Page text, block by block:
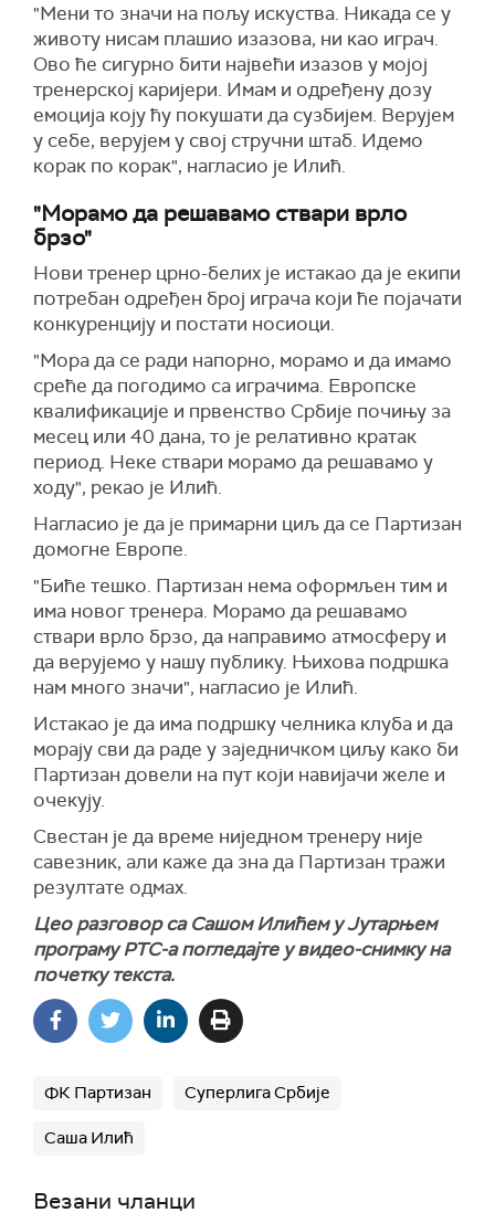
"Мени то значи на пољу искуства. Никада се у
животу нисам плашио изазова, ни као играч.
Ово ће сигурно бити највећи изазов у мојој
тренерској каријери. Имам и одређену дозу
емоција коју ћу покушати да сузбијем. Верујем
у себе, верујем у свој стручни штаб. Идемо
корак по корак", нагласио је Илић.
"Морамо да решавамо ствари врло
брзо"
Нови тренер црно-белих је истакао да је екипи
потребан одређен број играча који ће појачати
конкуренцију и постати носиоци.
"Мора да се ради напорно, морамо и да имамо
среће да погодимо са играчима. Европске
квалификације и првенство Србије почињу за
месец или 40 дана, то је релативно кратак
период. Неке ствари морамо да решавамо у
ходу", рекао је Илић.
Нагласио је да је примарни циљ да се Партизан
домогне Европе.
"Биће тешко. Партизан нема оформљен тим и
има новог тренера. Морамо да решавамо
ствари врло брзо, да направимо атмосферу и
да верујемо у нашу публику. Њихова подршка
нам много значи", нагласио је Илић.
Истакао је да има подршку челника клуба и да
морају сви да раде у заједничком циљу како би
Партизан довели на пут који навијачи желе и
очекују.
Свестан је да време ниједном тренеру није
савезник, али каже да зна да Партизан тражи
резултате одмах.
Цео разговор са Сашом Илићем у Јутарњем
програму РТС-а погледајте у видео-снимку на
почетку текста.
ФК Партизан Суперлига Србије
Саша Илић
Везани чланци